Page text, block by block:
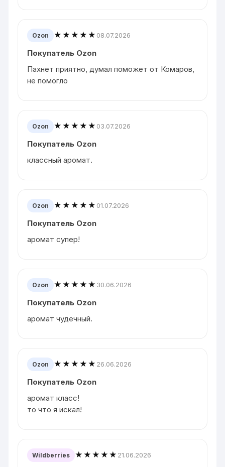
Ozon ★★★★★ 08.07.2026
Покупатель Ozon
Пахнет приятно, думал поможет от Комаров,
не помогло
Ozon ★★★★★ 03.07.2026
Покупатель Ozon
классный аромат.
Ozon ★★★★★ 01.07.2026
Покупатель Ozon
аромат супер!
Ozon ★★★★★ 30.06.2026
Покупатель Ozon
аромат чудечный.
Ozon ★★★★★ 26.06.2026
Покупатель Ozon
аромат класс!
то что я искал!
Wildberries ★★★★★ 21.06.2026